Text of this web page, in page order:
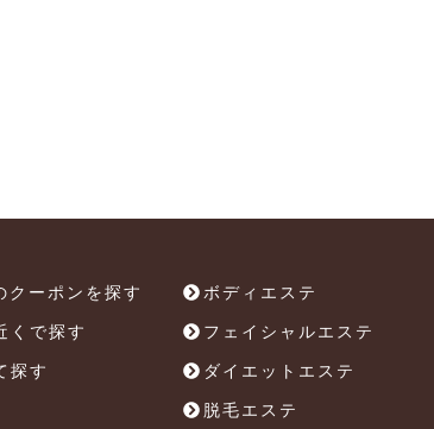
ーポンを探す
くで探す
探す
ボディエステ
フェイシャルエステ
ダイエットエステ
脱毛エステ